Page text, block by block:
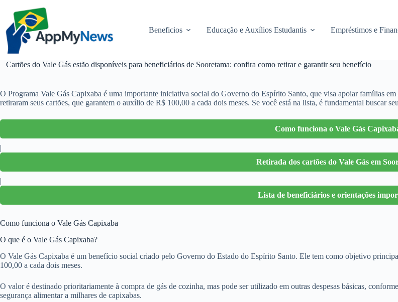
conteúdo
Beneficios Educação e Auxílios Estudantis Empréstimos e
Cartões do Vale Gás estão disponíveis para beneficiários de Sooretama: confira como retirar e garantir seu benefício
O Programa Vale Gás Capixaba é uma importante iniciativa social do Governo do Espírito Santo, que visa apoiar famílias
retiraram seus cartões, que garantem o auxílio de R$ 100,00 a cada dois meses. Se você está na lista, é fundamental buscar
Como funciona o Vale Gás
|
Retirada dos cartões do Vale Gás em
|
Lista de beneficiários e orientações
Como funciona o Vale Gás Capixaba
O que é o Vale Gás Capixaba?
O Vale Gás Capixaba é um benefício social criado pelo Governo do Estado do Espírito Santo. Ele tem como objetivo
100,00 a cada dois meses.
O valor é destinado prioritariamente à compra de gás de cozinha, mas pode ser utilizado em outras despesas básicas,
segurança alimentar a milhares de capixabas.